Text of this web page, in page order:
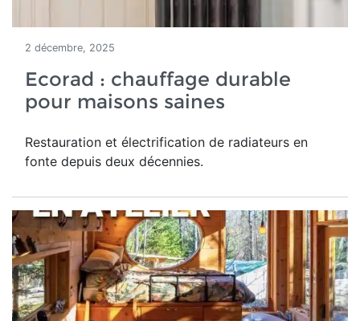
2 décembre, 2025
Ecorad : chauffage durable
pour maisons saines
Restauration et électrification de radiateurs en
fonte depuis deux décennies.